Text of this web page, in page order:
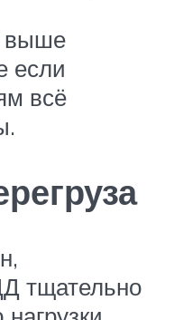
выше
если
всё
тщательно